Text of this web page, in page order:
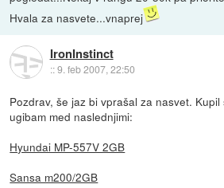
Hvala za nasvete...vnaprej
IronInstinct
::9. feb 2007, 22:50
Pozdrav, še jaz bi vprašal za nasvet.
ugibam med naslednjimi:
Hyundai MP-557V 2GB
Sansa m200/2GB